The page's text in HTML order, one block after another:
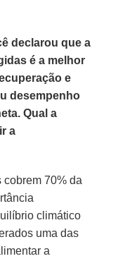
declarou que a
é a melhor
e
desempenho
Qual a
a
cobrem 70% da
climático
uma das
a